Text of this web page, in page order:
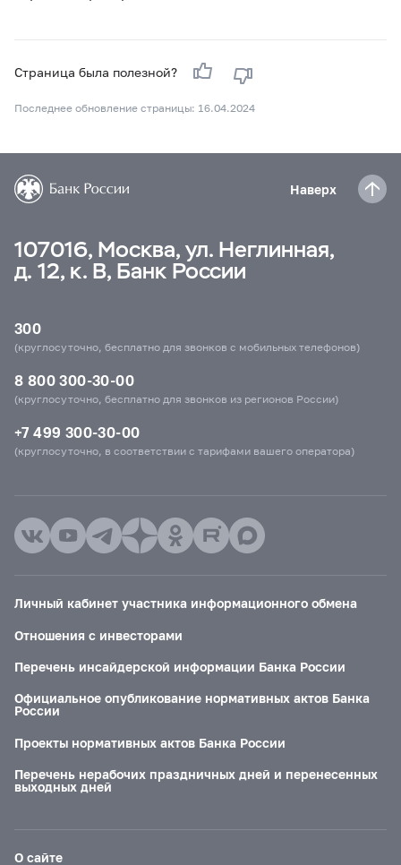
Страница была полезной?
Последнее обновление страницы: 16.04.2024
Наверх
107016, Москва, ул. Неглинная,
д. 12, к. В, Банк России
300
(круглосуточно, бесплатно для звонков с мобильных телефонов)
8 800 300-30-00
(круглосуточно, бесплатно для звонков из регионов России)
+7 499 300-30-00
(круглосуточно, в соответствии с тарифами вашего оператора)
Личный кабинет участника информационного обмена
Отношения с инвесторами
Перечень инсайдерской информации Банка России
Официальное опубликование нормативных актов Банка
России
Проекты нормативных актов Банка России
Перечень нерабочих праздничных дней и перенесенных
выходных дней
О сайте